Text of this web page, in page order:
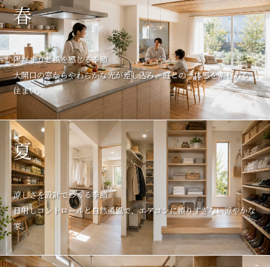
春
陽だまりと風を感じる季節
大開口の窓からやわらかな光が差し込み、庭との一体感を楽しめる
住まい。
夏
涼しさを設計でつくる季節
日射しコントロールと自然通風で、エアコンに頼りすぎない涼やかな
家。